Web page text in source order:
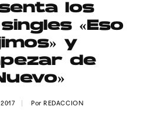
Contacto
Aviso Legal
DE UMO agency. TODOS LOS
los
«Eso
y
de
PorREDACCION